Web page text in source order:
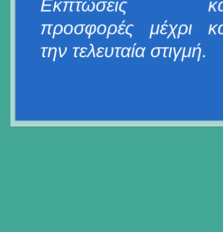
Εκπτώσεις
προσφορές μέχρι
την τελευταία στιγμή.